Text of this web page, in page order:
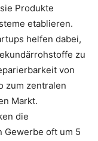
Produkte
etablieren.
helfen dabei,
zu
von
zum zentralen
Markt.
die
Gewerbe oft um 5